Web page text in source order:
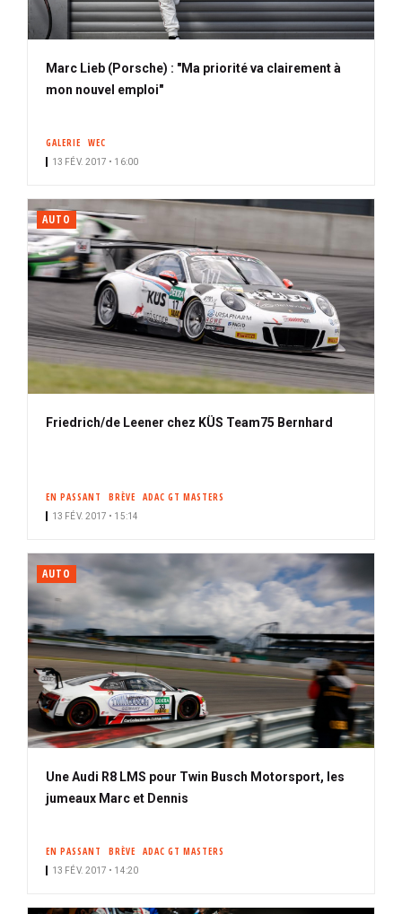
Marc Lieb (Porsche) : "Ma priorité va clairement à
mon nouvel emploi"
GALERIE WEC
13 FÉV. 2017 • 16:00
AUTO
Friedrich/de Leener chez KÜS Team75 Bernhard
EN PASSANT BRÈVE ADAC GT MASTERS
13 FÉV. 2017 • 15:14
AUTO
Une Audi R8 LMS pour Twin Busch Motorsport, les
jumeaux Marc et Dennis
EN PASSANT BRÈVE ADAC GT MASTERS
13 FÉV. 2017 • 14:20